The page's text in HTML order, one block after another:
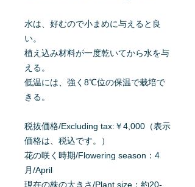
水は、好むので小まめに与えると良
い。
植え込み材料が一度乾いてから水を与
える。
低温には、強く8℃位の保温で栽培で
きる。
税抜価格/Excluding tax:￥4,000（表示
価格は、税込です。）
花の咲く時期/Flowering season：4
月/April
現在の株の大きさ/Plant size：約20-